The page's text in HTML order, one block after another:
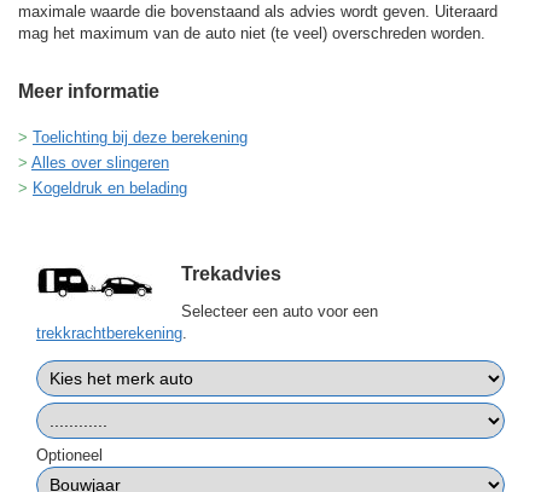
maximale waarde die bovenstaand als advies wordt geven. Uiteraard
mag het maximum van de auto niet (te veel) overschreden worden.
Meer informatie
Toelichting bij deze berekening
Alles over slingeren
Kogeldruk en belading
Trekadvies
Selecteer een auto voor een
trekkrachtberekening
Optioneel